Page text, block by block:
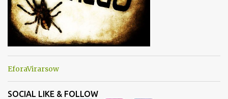
EforaVirarsow
SOCIAL LIKE & FOLLOW